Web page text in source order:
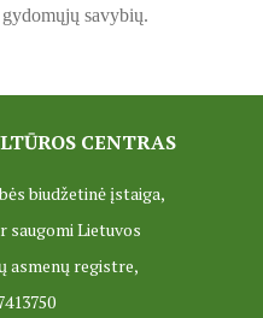
LOCI. Įrengtas kiemo apšvietimas
Audio gidas muziejuje
LOCI. Įsigyti rūbų komplektai
LOCI. Rengiamas kiemo
savybių.
CENTRAS
biudžetinė įstaiga,
saugomi Lietuvos
asmenų registre,